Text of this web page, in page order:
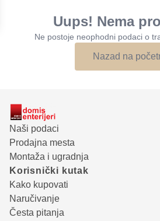
Uups! Nema
Ne postoje neophodni podaci o
Nazad na
Naši podaci
Prodajna mesta
Montaža i ugradnja
Korisnički kutak
Kako kupovati
Naručivanje
Česta pitanja